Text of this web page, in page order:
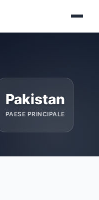
Pakistan
PAESE PRINCIPALE